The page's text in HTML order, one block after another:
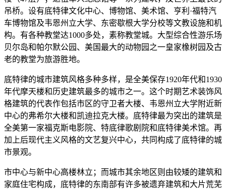
吊桥。设有底特律文化中心、博物馆、美术馆、亨利·福特汽
车博物馆及韦恩州立大学、东密歇根大学分校等文教设施和机
构。有各种教堂达1000多处，素称教堂城。大型综合性游乐场
贝尔岛和帕尔默公园、美国最大的动物园之一皇家橡树园及古
老的教堂为旅游胜地。
底特律的城市建筑风格多种多样，是全美保存1920年代和1930
年代摩天楼和历史建筑最多的城市之一。这个时期艺术装饰风
格建筑的代表作包括市区的守卫者大楼、韦恩州立大学附近新
中心的弗希尔大楼和凯迪拉克大楼。底特律最为突出的建筑是
全美第一家福克斯电影院、特底律歌剧院和底特律美术馆。再
加上后现代主义风格的文艺复兴中心，共同构成了底特律的城
市景观。
市中心与新中心高楼林立；而城市其余地区则由较矮的建筑和
家庭住宅构成，底特律的东南部有许多被遗弃建筑和大片荒芜